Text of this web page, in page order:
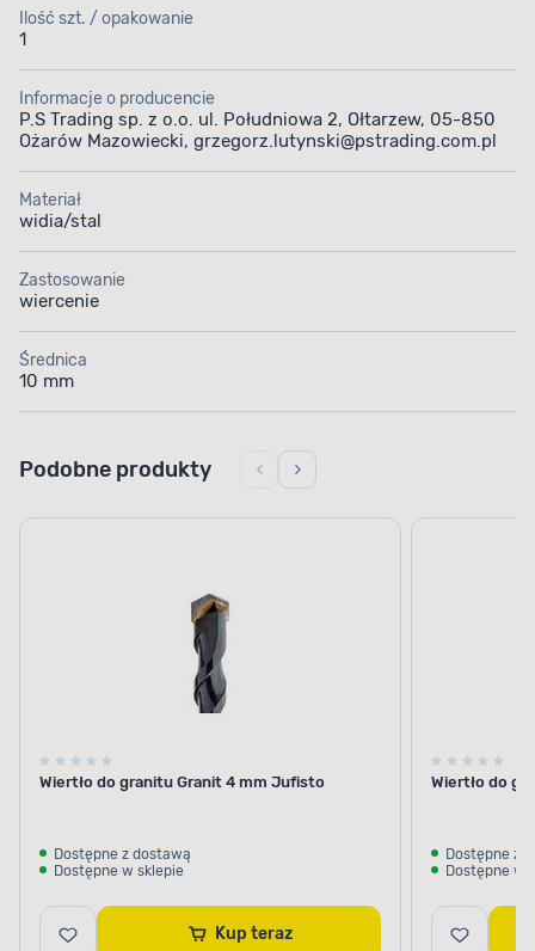
Ilość szt. / opakowanie
1
Informacje o producencie
P.S Trading sp. z o.o. ul. Południowa 2, Ołtarzew, 05-850
Ożarów Mazowiecki, grzegorz.lutynski@pstrading.com.pl
Materiał
widia/stal
Zastosowanie
wiercenie
Średnica
10 mm
Podobne produkty
Wiertło do granitu Granit 4 mm Jufisto
Dostępne z dostawą
Dostępne w sklepie
Kup teraz
Wiertło do
Dostępne z
Dostępne w